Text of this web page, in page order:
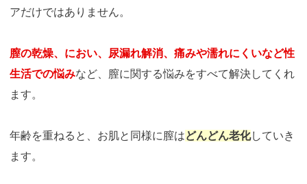
アだけではありません。
膣の乾燥、におい、尿漏れ解消、痛みや濡れにくいなど性
生活での悩みなど、膣に関する悩みをすべて解決してくれ
ます。
年齢を重ねると、お肌と同様に膣はどんどん老化していき
ます。